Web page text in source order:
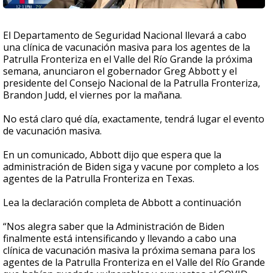
El Departamento de Seguridad Nacional llevará a cabo
una clínica de vacunación masiva para los agentes de la
Patrulla Fronteriza en el Valle del Río Grande la próxima
semana, anunciaron el gobernador Greg Abbott y el
presidente del Consejo Nacional de la Patrulla Fronteriza,
Brandon Judd, el viernes por la mañana.
No está claro qué día, exactamente, tendrá lugar el evento
de vacunación masiva.
En un comunicado, Abbott dijo que espera que la
administración de Biden siga y vacune por completo a los
agentes de la Patrulla Fronteriza en Texas.
Lea la declaración completa de Abbott a continuación
“Nos alegra saber que la Administración de Biden
finalmente está intensificando y llevando a cabo una
clínica de vacunación masiva la próxima semana para los
agentes de la Patrulla Fronteriza en el Valle del Río Grande